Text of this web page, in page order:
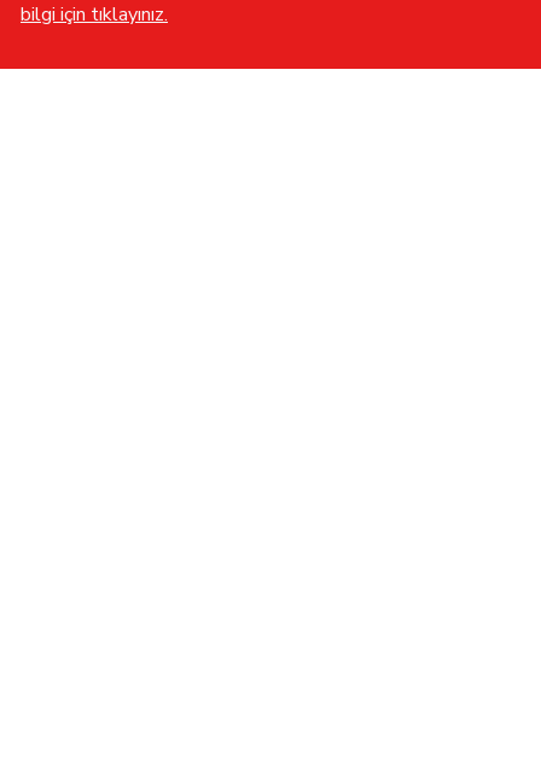
bilgi için tıklayınız.